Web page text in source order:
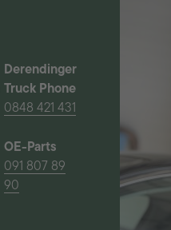
Derendinger
Truck Phone
0848 421 431
OE-Parts
091 807 89
90